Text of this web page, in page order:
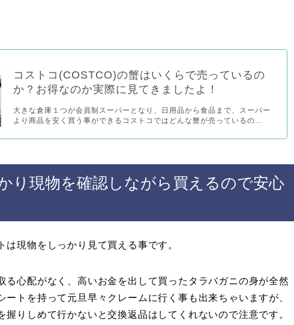
コストコ(COSTCO)の蟹はいくらで売っているの
か？お得なのか実際に見てきましたよ！
大きな倉庫１つが会員制スーパーとなり、日用品から食品まで、スーパー
より商品を安く買う事ができるコストコではどんな蟹が売っているの...
り現物を確認しながら買えるので安心
は現物をしっかり見て買える事です。
る心配がなく、高いお金を出して買ったタラバガニの身が全然
ートを持って元旦早々クレームに行く事も出来ちゃいますが、
握りしめて行かないと交換返品はしてくれないので注意です。